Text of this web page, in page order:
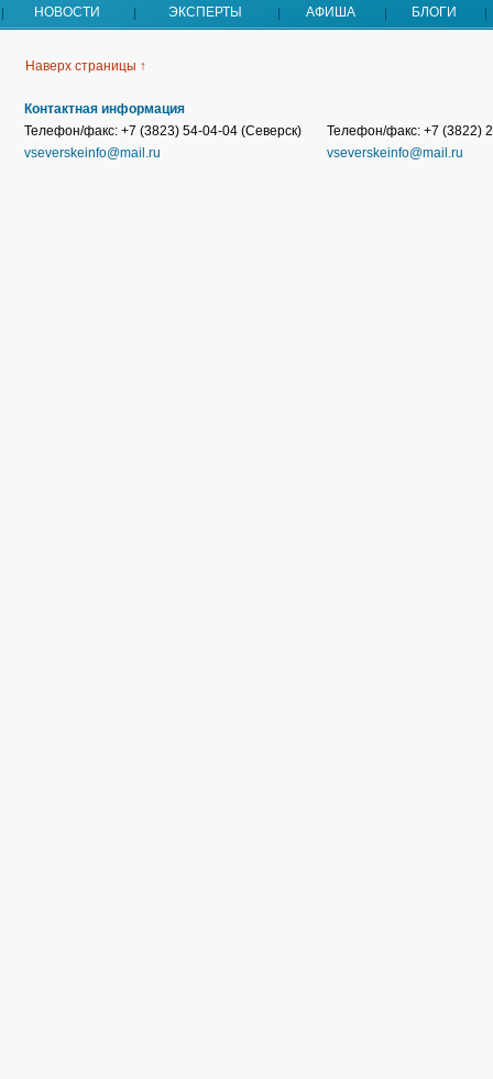
НОВОСТИ ЭКСПЕРТЫ АФИША БЛОГИ
Наверх страницы ↑
Контактная информация
Телефон/факс: +7 (3823) 54-04-04 (Северск)
vseverskeinfo@mail.ru
Телефон/факс: +7 (3822)
vseverskeinfo@mail.ru